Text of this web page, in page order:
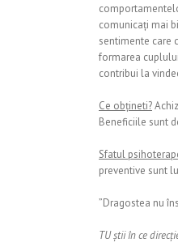
comunicați mai
sentimente care
formarea
contribui la
Ce obțineti?
Beneficiile sunt
Sfatul
preventive sunt
”Dragostea nu
TU știi în ce